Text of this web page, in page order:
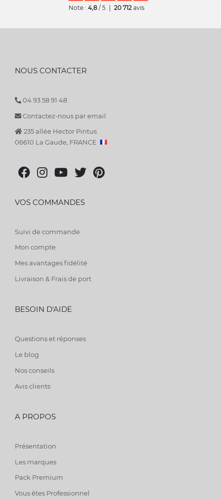
Note : 4,8 / 5 20 712 avis
NOUS CONTACTER
04 93 58 91 48
Contactez-nous par email
235 allée Hector Pintus
06610 La Gaude, FRANCE
VOS COMMANDES
Suivi de commande
Mon compte
Mes avantages fidélité
Livraison & Frais de port
BESOIN D'AIDE
Questions et réponses
Le blog
Nos conseils
Avis clients
A PROPOS
Présentation
Les marques
Pack Premium
Vous êtes Professionnel